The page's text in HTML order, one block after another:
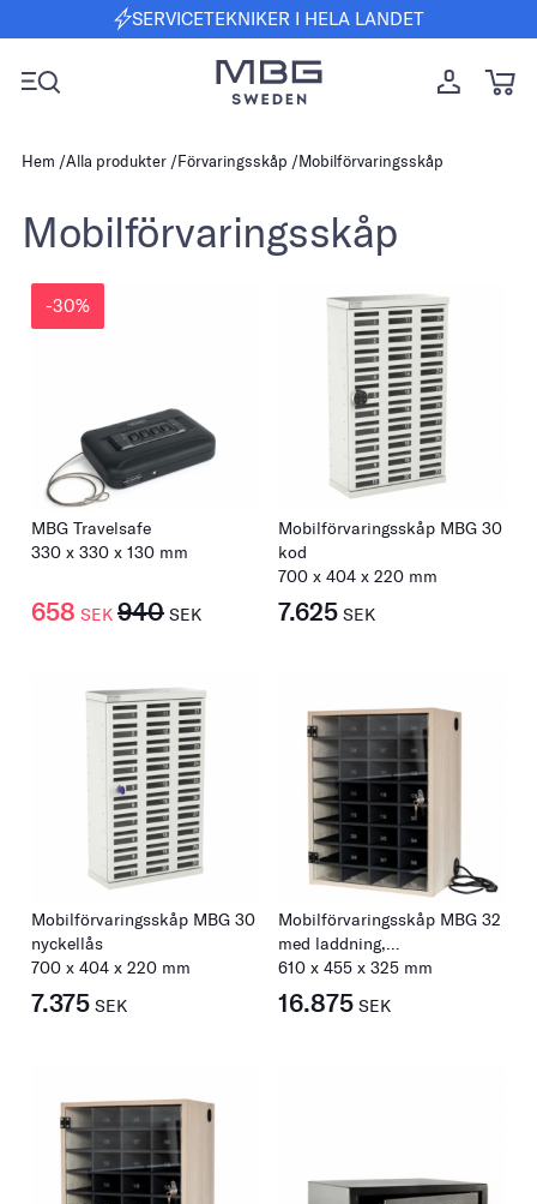
SERVICETEKNIKER I HELA LANDET
Hem Alla produkter Förvaringsskåp Mobilförvaringsskåp
Mobilförvaringsskåp
-30%
MBG Travelsafe
330 x 330 x 130 mm
658 SEK 940 SEK
Mobilförvaringsskåp MBG 30
kod
700 x 404 x 220 mm
7.625 SEK
Mobilförvaringsskåp MBG 30
nyckellås
700 x 404 x 220 mm
7.375 SEK
Mobilförvaringsskåp MBG 32
med laddning,
kombinationslås
610 x 455 x 325 mm
16.875 SEK